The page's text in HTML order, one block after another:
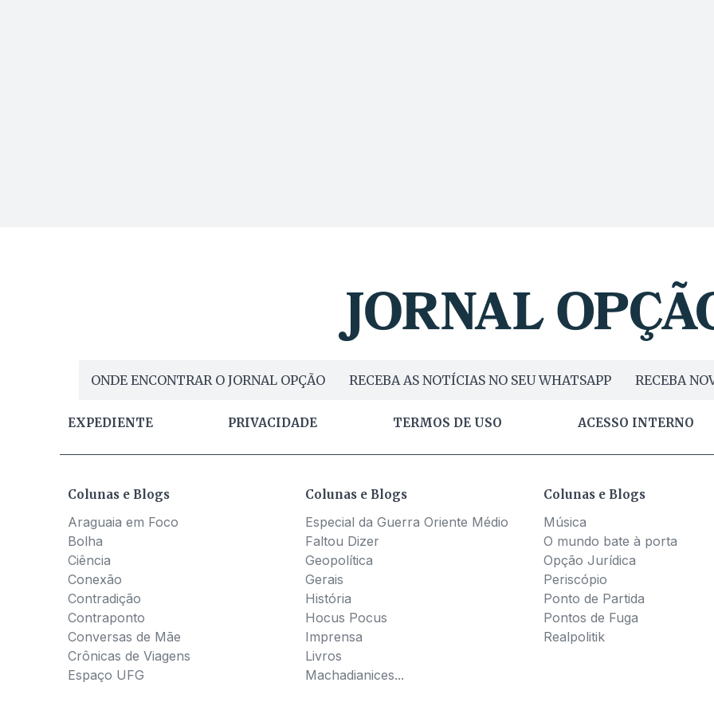
ONDE ENCONTRAR O JORNAL OPÇÃO RECEBA AS NOTÍCIAS NO SEU WHATSAPP RECEBA
EXPEDIENTE PRIVACIDADE TERMOS DE USO ACESSO INTERNO
Colunas e Blogs
Araguaia em Foco
Bolha
Ciência
Conexão
Contradição
Contraponto
Conversas de Mãe
Crônicas de Viagens
Espaço UFG
Colunas e Blogs
Especial da Guerra Oriente Médio
Faltou Dizer
Geopolítica
Gerais
História
Hocus Pocus
Imprensa
Livros
Machadianices...
Colunas e Blogs
Música
O mundo bate à porta
Opção Jurídica
Periscópio
Ponto de Partida
Pontos de Fuga
Realpolitik